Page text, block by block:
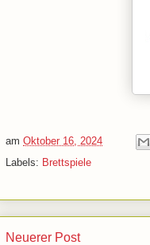
am Oktober 16, 2024
Labels: Brettspiele
Neuerer Post